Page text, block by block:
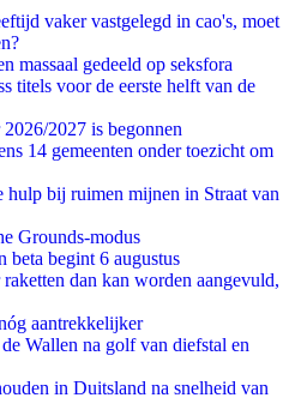
vaker vastgelegd in cao's, moet
massaal gedeeld op seksfora
titels voor de eerste helft van de
2027 is begonnen
14 gemeenten onder toezicht om
hulp bij ruimen mijnen in Straat van
Grounds-modus
beta begint 6 augustus
dan kan worden aangevuld,
aantrekkelijker
Wallen na golf van diefstal en
in Duitsland na snelheid van